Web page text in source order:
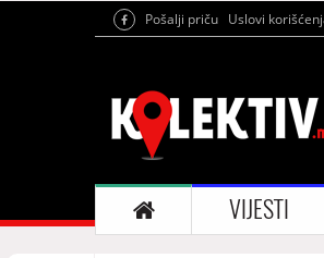
Pošalji priču Uslovi
VIJESTI